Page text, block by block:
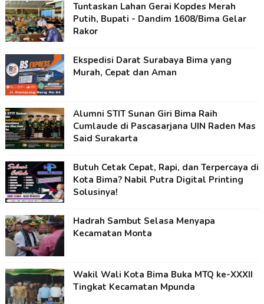
Tuntaskan Lahan Gerai Kopdes Merah
Putih, Bupati - Dandim 1608/Bima Gelar
Rakor
Ekspedisi Darat Surabaya Bima yang
Murah, Cepat dan Aman
Alumni STIT Sunan Giri Bima Raih
Cumlaude di Pascasarjana UIN Raden Mas
Said Surakarta
Butuh Cetak Cepat, Rapi, dan Terpercaya di
Kota Bima? Nabil Putra Digital Printing
Solusinya!
Hadrah Sambut Selasa Menyapa
Kecamatan Monta
Wakil Wali Kota Bima Buka MTQ ke-XXXII
Tingkat Kecamatan Mpunda